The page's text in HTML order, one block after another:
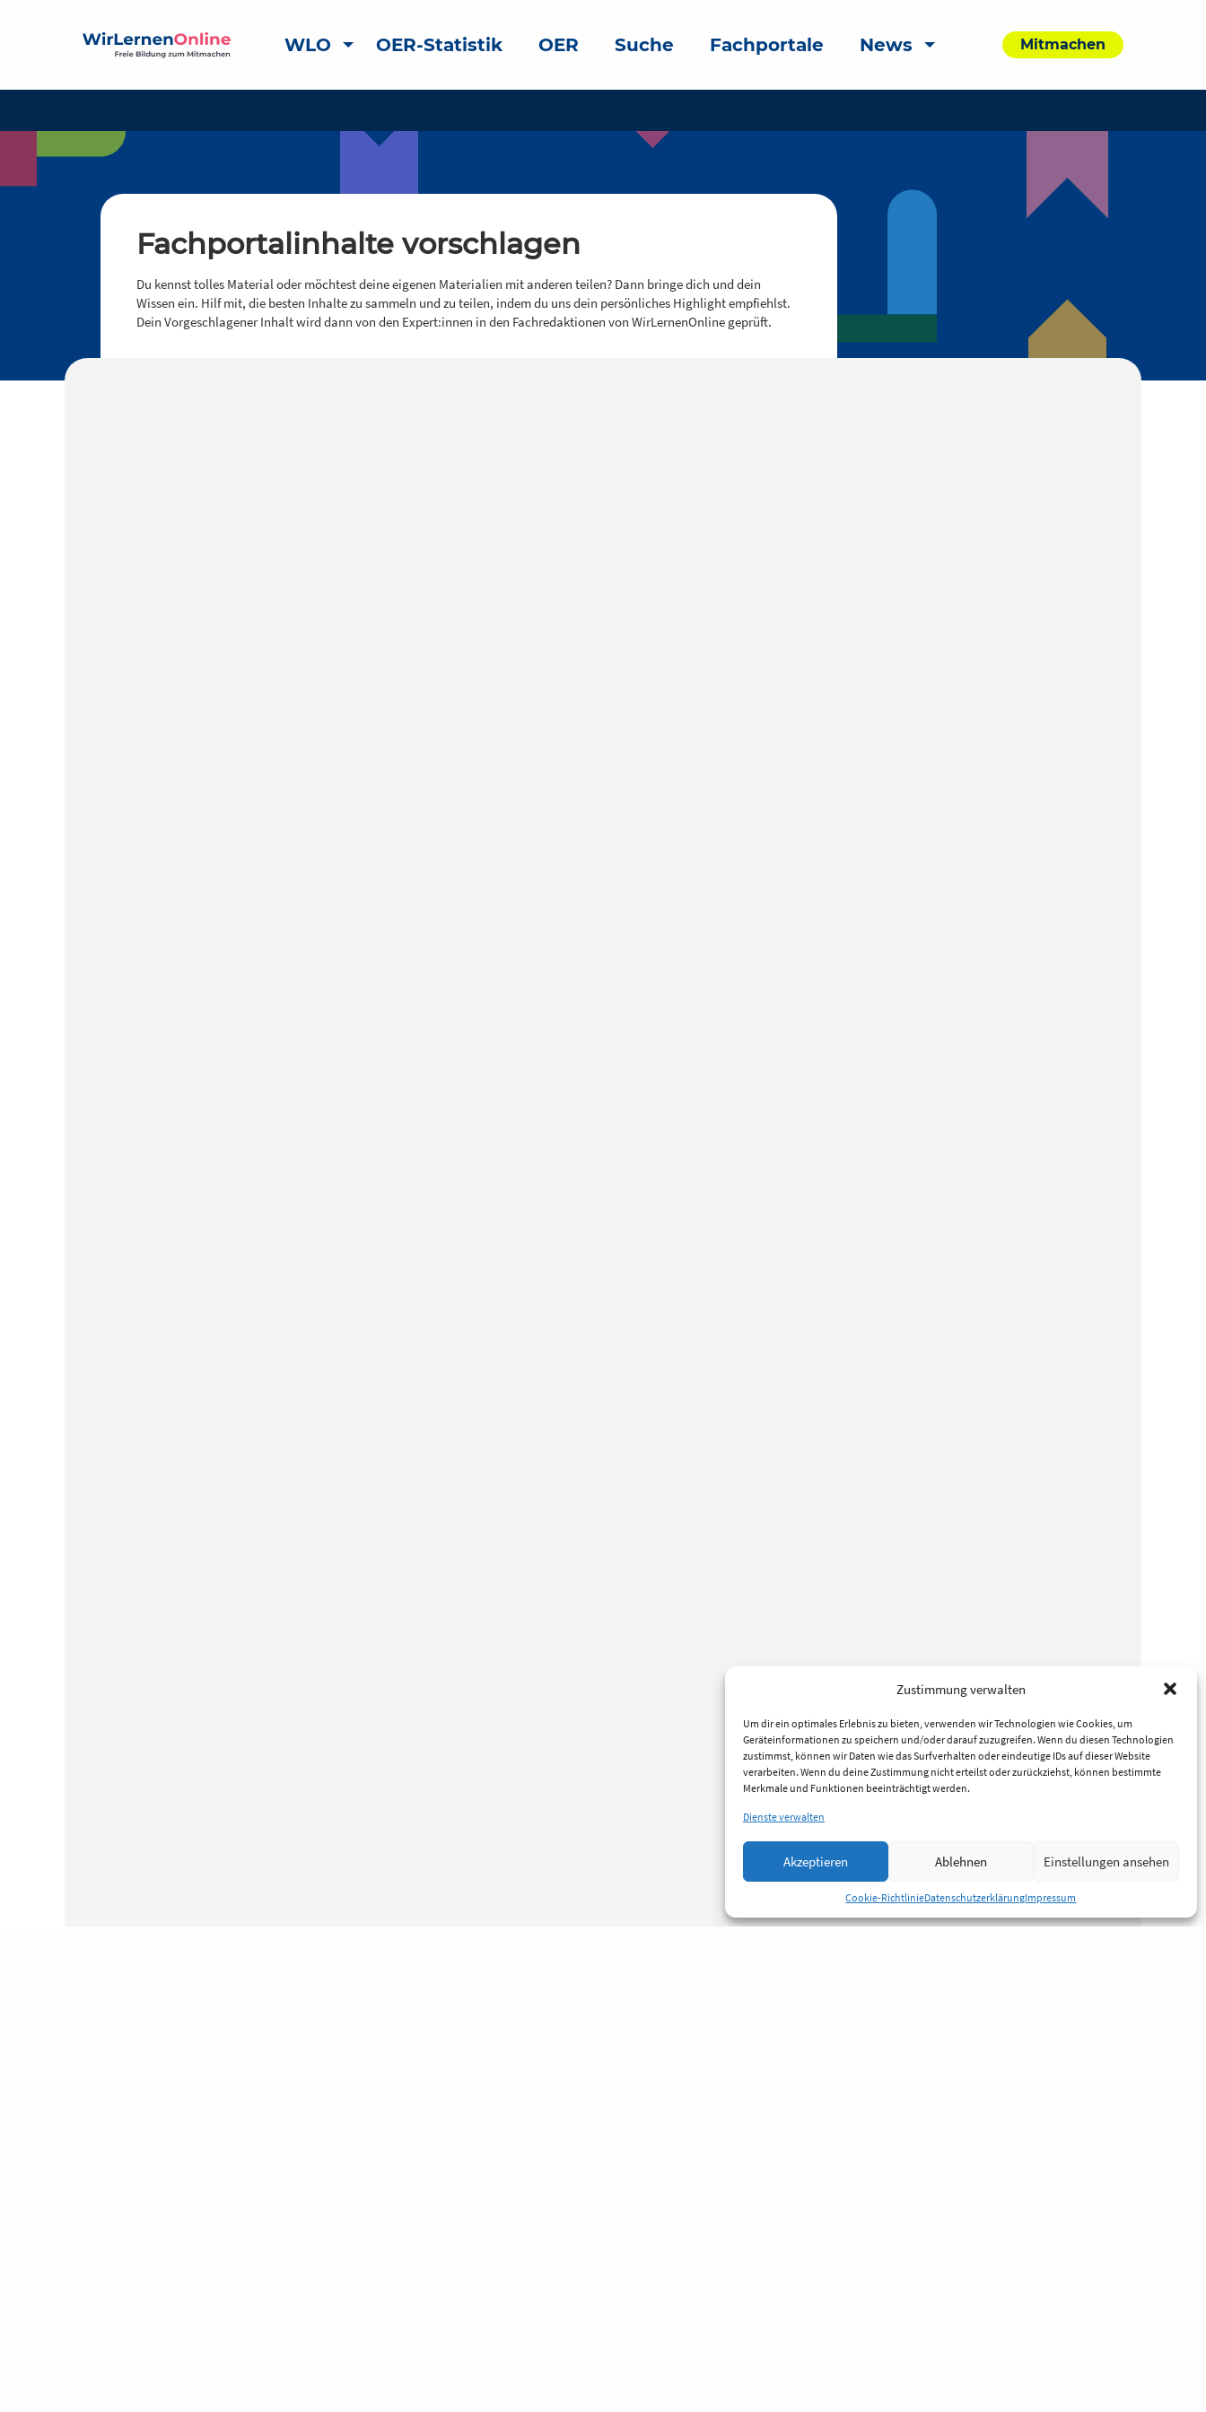
Zustimmung verwalten
Um dir ein optimales Erlebnis zu bieten, verwenden wir Technologien wie Cookies, um
Geräteinformationen zu speichern und/oder darauf zuzugreifen. Wenn du diesen Technologien
zustimmst, können wir Daten wie das Surfverhalten oder eindeutige IDs auf dieser Website
verarbeiten. Wenn du deine Zustimmung nicht erteilst oder zurückziehst, können bestimmte
Merkmale und Funktionen beeinträchtigt werden.
Dienste verwalten
Akzeptieren Ablehnen Einstellungen ansehen
Cookie-RichtlinieDatenschutzerklärungImpressum
WLO OER-Statistik OER Suche Fachportale News Mitmachen
Fachportalinhalte vorschlagen
Du kennst tolles Material oder möchtest deine eigenen Materialien mit anderen teilen? Dann bringe dich und dein
Wissen ein. Hilf mit, die besten Inhalte zu sammeln und zu teilen, indem du uns dein persönliches Highlight empfiehlst.
Dein Vorgeschlagener Inhalt wird dann von den Expert:innen in den Fachredaktionen von WirLernenOnline geprüft.